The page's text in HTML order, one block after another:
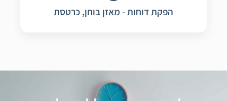
הפקת דוחות - מאזן בוחן, כרטסת